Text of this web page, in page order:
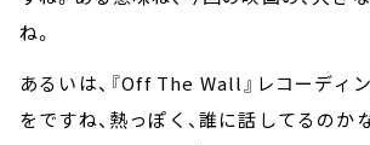
ね。
あるいは、『Off The Wall』レコーディ
をですね、熱っぽく、誰に話してるのか